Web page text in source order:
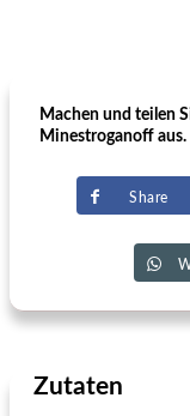
Machen und teilen
Minestroganoff aus.
Share
Zutaten